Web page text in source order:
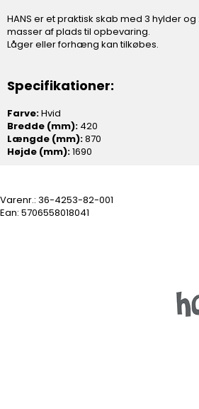
Varenr.: 36-4253-82-001
Ean: 5706558018041
HANS er et praktisk skab med 3 hylder
masser af plads til opbevaring.
Låger eller forhæng kan tilkøbes.
Specifikationer:
Farve:Hvid
Bredde (mm): 420
Længde (mm):870
Højde (mm):1690